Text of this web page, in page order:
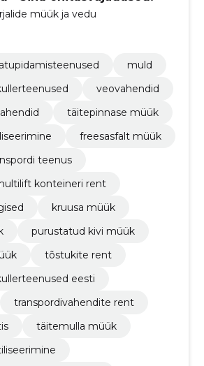
müük ja vedu
muld
veovahendid
täitepinnase müük
freesasfalt müük
teenus
konteineri rent
kruusa müük
purustatud kivi müük
tõstukite rent
eesti
transpordivahendite rent
täitemulla müük